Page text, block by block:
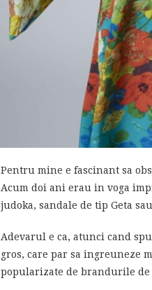
Pentru mine e fascinant sa
Acum doi ani erau in voga
judoka, sandale de tip Geta
Adevarul e ca, atunci cand
gros, care par sa ingreuneze
popularizate de brandurile de